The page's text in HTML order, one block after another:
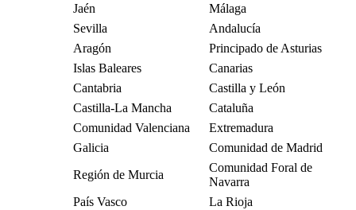
Jaén
Málaga
Sevilla
Andalucía
Aragón
Principado de Asturias
Islas Baleares
Canarias
Cantabria
Castilla y León
Castilla-La Mancha
Cataluña
Comunidad Valenciana
Extremadura
Galicia
Comunidad de Madrid
Región de Murcia
Comunidad Foral de
Navarra
País Vasco
La Rioja